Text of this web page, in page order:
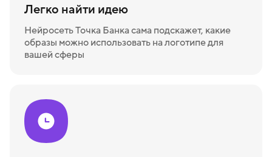
Легко найти идею
Нейросеть Точка Банка сама подскажет, какие
образы можно использовать на логотипе для
вашей сферы